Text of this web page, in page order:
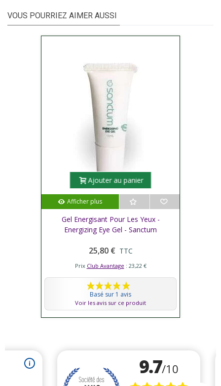
VOUS POURRIEZ AIMER AUSSI
Ajouter au panier
Afficher plus
Gel Energisant Pour Les Yeux -
Energizing Eye Gel - Sanctum
25,80 € TTC
Prix Club Avantage : 23,22 €
Basé sur 1 avis
Voir les avis sur ce produit